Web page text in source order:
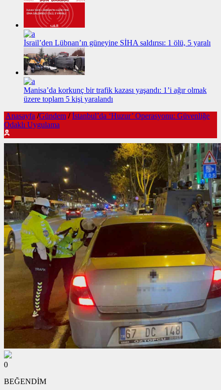
İsrail’den Lübnan’ın güneyine SİHA saldırısı: 1 ölü, 5 yaralı
Manisa’da korkunç bir trafik kazası yaşandı: 1’i ağır olmak
üzere toplam 5 kişi yaralandı
Anasayfa /Gündem / İstanbul’da ‘Huzur’ Operasyonu: Güvenliğe
Odaklı Uygulama
0
BEĞENDİM